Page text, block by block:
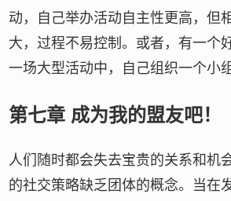
动，自己举办活动自主性更高，但
大，过程不易控制。或者，有一个
一场大型活动中，自己组织一个小组
第七章 成为我的盟友吧！
人们随时都会失去宝贵的关系和机
的社交策略缺乏团体的概念。当在